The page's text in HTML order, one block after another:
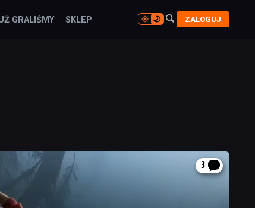
GRALIŚMY SKLEP 
 ZALOGUJ
3